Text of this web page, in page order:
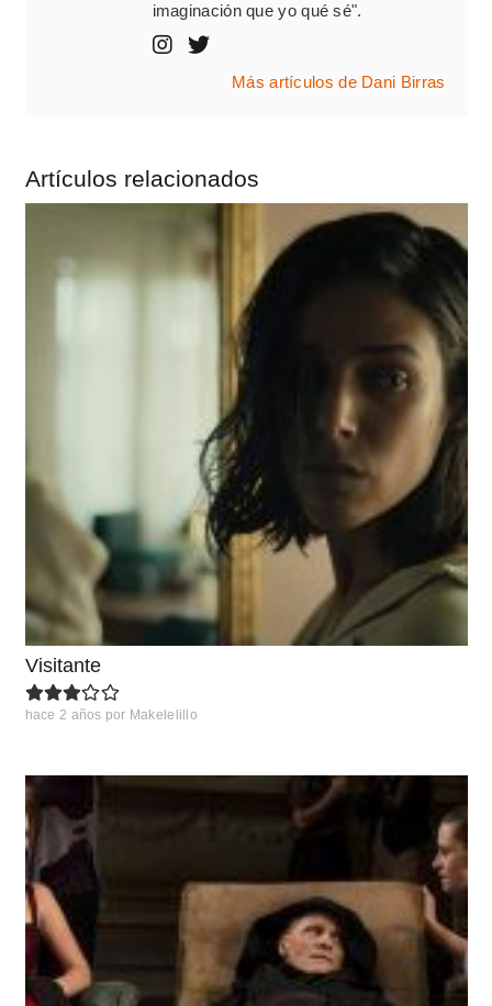
imaginación que yo qué sé".
Más artículos de Dani Birras
Artículos relacionados
Visitante
hace 2 años por Makelelillo